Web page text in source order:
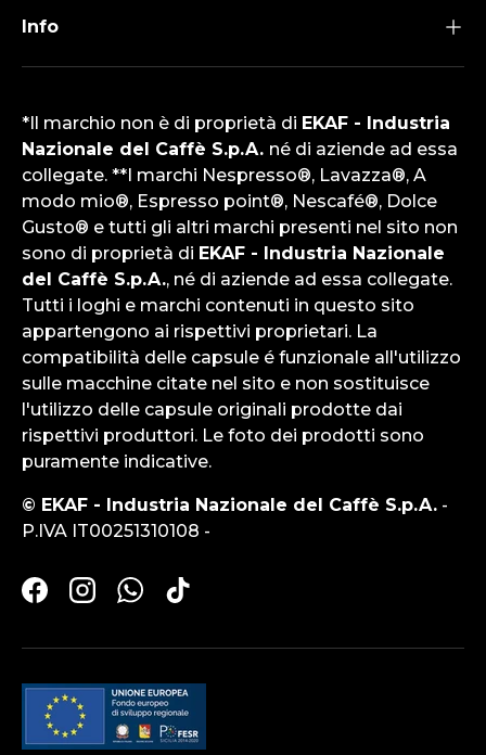
Info
*Il marchio non è di proprietà di EKAF - Industria
Nazionale del Caffè S.p.A. né di aziende ad essa
collegate. **I marchi Nespresso®, Lavazza®, A
modo mio®, Espresso point®, Nescafé®, Dolce
Gusto® e tutti gli altri marchi presenti nel sito non
sono di proprietà di EKAF - Industria Nazionale
del Caffè S.p.A., né di aziende ad essa collegate.
Tutti i loghi e marchi contenuti in questo sito
appartengono ai rispettivi proprietari. La
compatibilità delle capsule é funzionale all'utilizzo
sulle macchine citate nel sito e non sostituisce
l'utilizzo delle capsule originali prodotte dai
rispettivi produttori. Le foto dei prodotti sono
puramente indicative.
© EKAF - Industria Nazionale del Caffè S.p.A. -
P.IVA IT00251310108 -
FacebookInstagramWhatsApp
TikTok